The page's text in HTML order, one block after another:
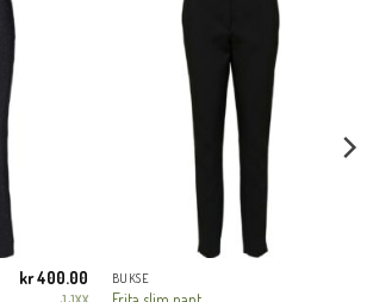
kr400.00 BUKSE
CLOSE
THIS
MODULE
KUNDEKLUBB
en del av Nora-familien i dag. Som medlem får du 10%
på din første handel og eksklusive fordeler rett i lomma.